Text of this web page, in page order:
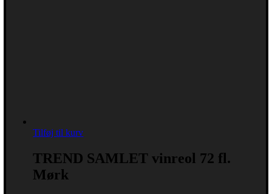
Tilføj til kurv
TREND SAMLET vinreol 72 fl.
Mørk